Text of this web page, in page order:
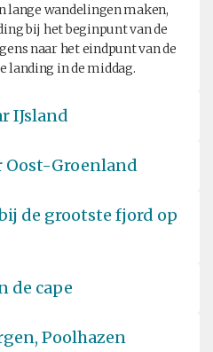
lange wandelingen maken,
bij het beginpunt van de
naar het eindpunt van de
landing in de middag.
IJsland
Oost-Groenland
de grootste fjord op
de cape
Poolhazen